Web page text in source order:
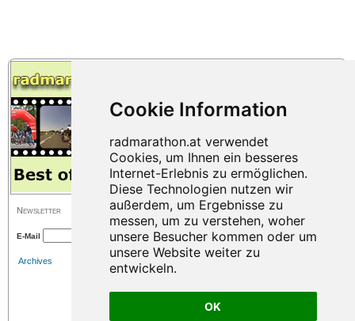
OK
Newsletter
E-Mail
Archives